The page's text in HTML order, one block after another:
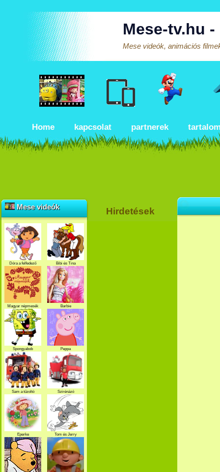
Mese-tv.hu
Mese videók, animációs
Home kapcsolat partnerek
Mese videók
Dóra a felfedező Bibi és Tina
Magyar népmesék Barbie
Spongyabob Peppa
Sam a tűzoltó
Szirénázó
szupercsapat
Eperke Tom és Jerry
Hirdetések